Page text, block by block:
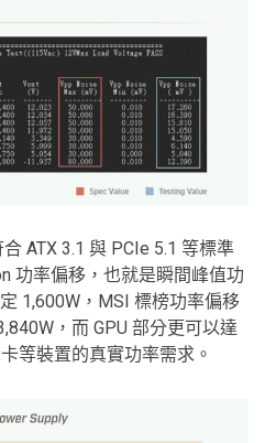
ATX 3.1 與 PCIe 5.1 等標準
功率偏移，也就是瞬間峰值功
1,600W，MSI 標榜功率偏移
，而 GPU 部分更可以達
等裝置的真實功率需求。